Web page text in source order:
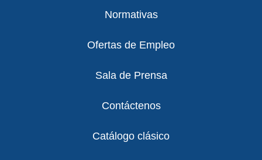
Normativas
Ofertas de Empleo
Sala de Prensa
Contáctenos
Catálogo clásico